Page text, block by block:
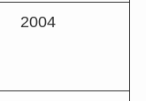
2004